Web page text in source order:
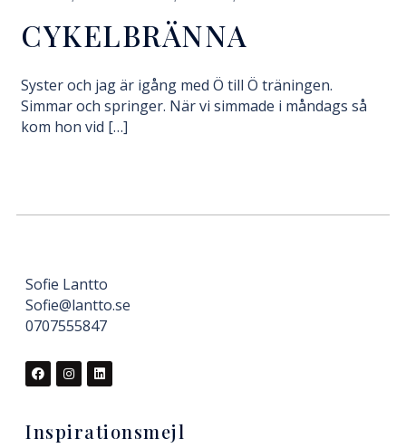
CYKELBRÄNNA
Syster och jag är igång med Ö till Ö träningen.
Simmar och springer. När vi simmade i måndags så
kom hon vid […]
Sofie Lantto
Sofie@lantto.se
0707555847
Inspirationsmejl